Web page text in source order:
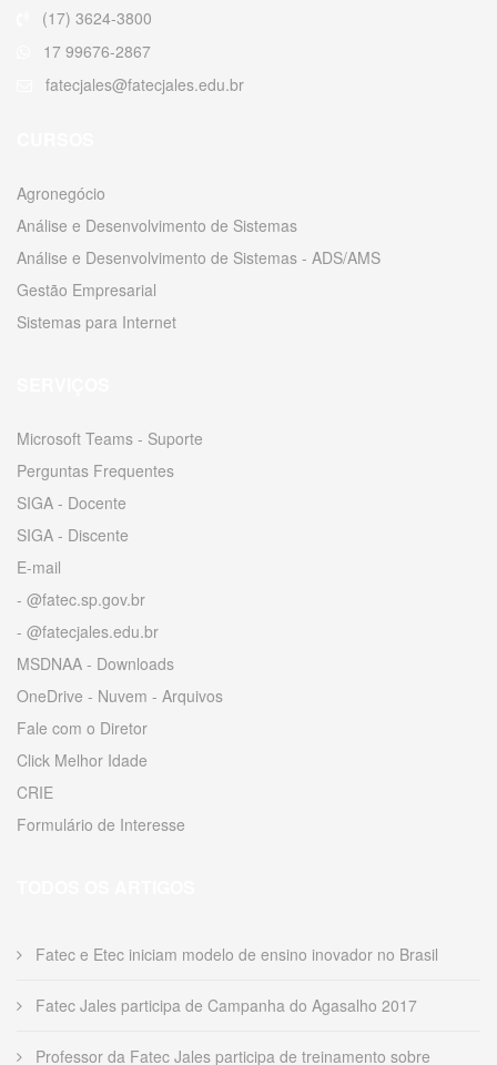
(17) 3624-3800
17 99676-2867
fatecjales@fatecjales.edu.br
Agronegócio
Análise e Desenvolvimento de Sistemas
Análise e Desenvolvimento de Sistemas - ADS/AMS
Gestão Empresarial
Sistemas para Internet
Microsoft Teams - Suporte
Perguntas Frequentes
SIGA - Docente
SIGA - Discente
E-mail
- @fatec.sp.gov.br
- @fatecjales.edu.br
MSDNAA - Downloads
OneDrive - Nuvem - Arquivos
Fale com o Diretor
Click Melhor Idade
CRIE
Formulário de Interesse
Fatec e Etec iniciam modelo de ensino inovador no Brasil
Fatec Jales participa de Campanha do Agasalho 2017
Professor da Fatec Jales participa de treinamento sobre